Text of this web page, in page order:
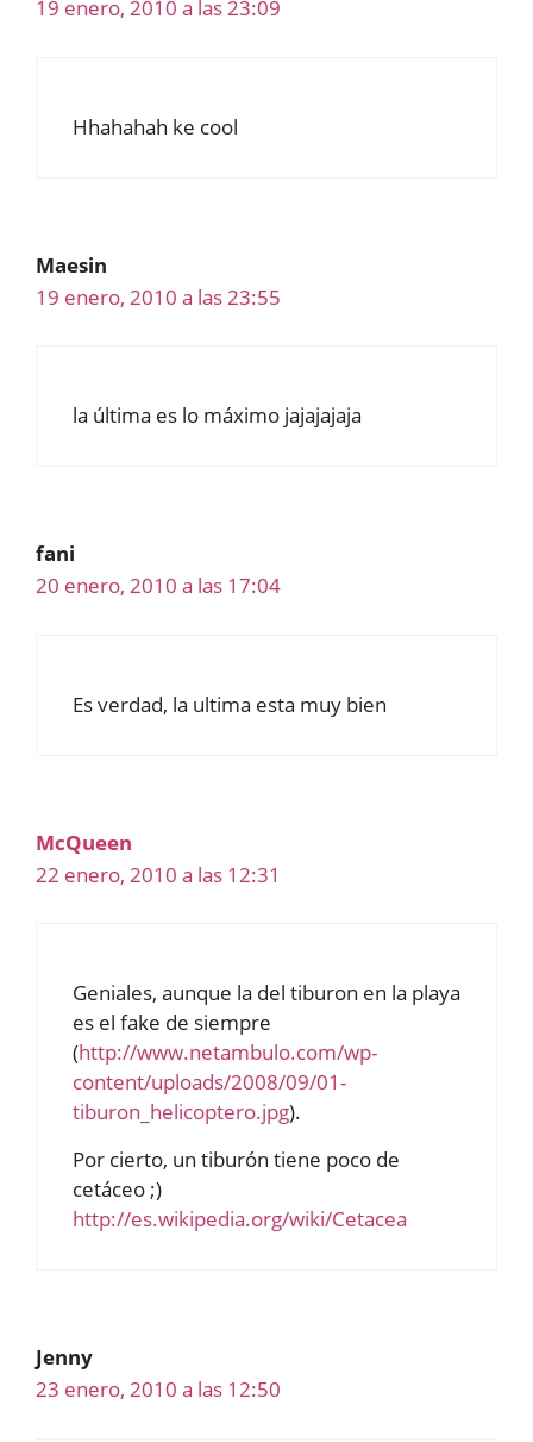
19 enero, 2010 a las 23:09
Hhahahah ke cool
Maesin
19 enero, 2010 a las 23:55
la última es lo máximo jajajajaja
fani
20 enero, 2010 a las 17:04
Es verdad, la ultima esta muy bien
McQueen
22 enero, 2010 a las 12:31
Geniales, aunque la del tiburon en la playa
es el fake de siempre
(http://www.netambulo.com/wp-
content/uploads/2008/09/01-
tiburon_helicoptero.jpg).
Por cierto, un tiburón tiene poco de
cetáceo ;)
http://es.wikipedia.org/wiki/Cetacea
Jenny
23 enero, 2010 a las 12:50